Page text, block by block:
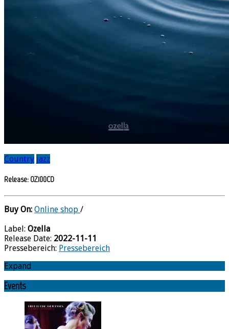
Country jazz
Release: OZ100CD
Buy On: Online shop /
Label: Ozella
Release Date: 2022-11-11
Pressebereich: Pressebereich
Expand
Events